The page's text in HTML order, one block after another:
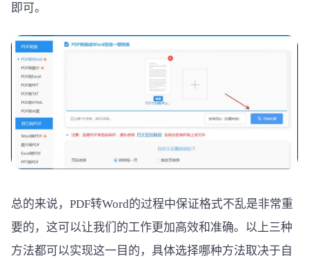
即可。
总的来说，PDF转Word的过程中保证格式不乱是非常重
要的，这可以让我们的工作更加高效和准确。以上三种
方法都可以实现这一目的，具体选择哪种方法取决于自